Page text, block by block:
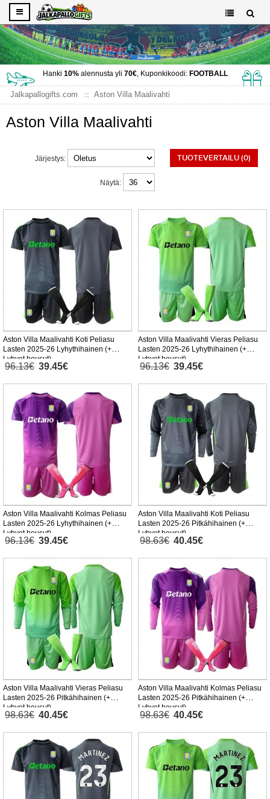
Hanki 10%alennusta yli 70€, Kuponkikoodi: FOOTBALL
Jalkapallogifts.com Aston Villa Maalivahti
Aston Villa Maalivahti
TUOTEVERTAILU (0)
Järjestys:
Näytä:
Aston Villa Maalivahti Koti Peliasu
Lasten 2025-26 Lyhythihainen (+
Lyhyet housut)
96.13€ 39.45€
Aston Villa Maalivahti Vieras Peliasu
Lasten 2025-26 Lyhythihainen (+
Lyhyet housut)
96.13€ 39.45€
Aston Villa Maalivahti Kolmas Peliasu
Lasten 2025-26 Lyhythihainen (+
Lyhyet housut)
96.13€ 39.45€
Aston Villa Maalivahti Koti Peliasu
Lasten 2025-26 Pitkähihainen (+
Lyhyet housut)
98.63€ 40.45€
Aston Villa Maalivahti Vieras Peliasu
Lasten 2025-26 Pitkähihainen (+
Lyhyet housut)
98.63€ 40.45€
Aston Villa Maalivahti Kolmas Peliasu
Lasten 2025-26 Pitkähihainen (+
Lyhyet housut)
98.63€ 40.45€